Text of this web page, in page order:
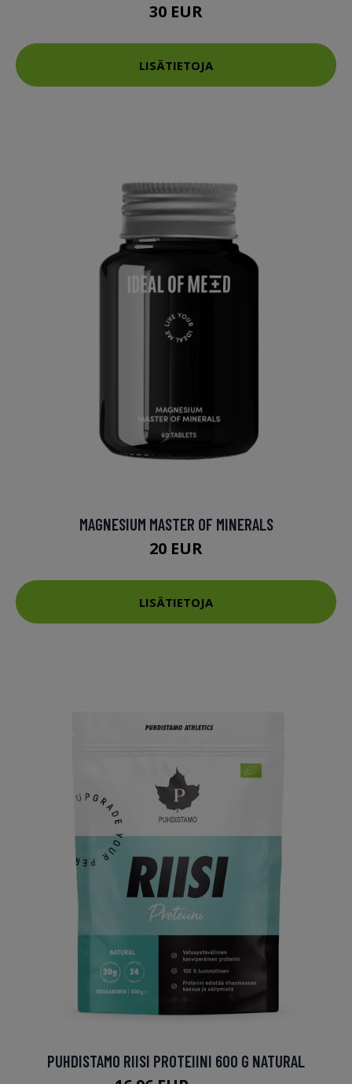
30 EUR
LISÄTIETOJA
MAGNESIUM MASTER OF MINERALS
20 EUR
LISÄTIETOJA
PUHDISTAMO RIISI PROTEIINI 600 G NATURAL